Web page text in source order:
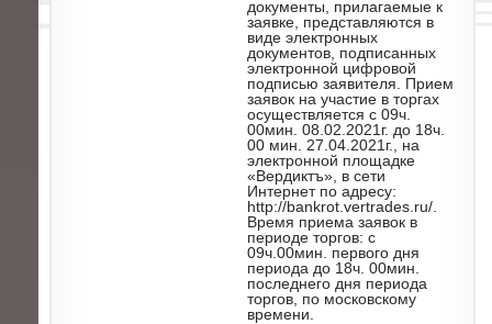
документы, прилагаемые к
заявке, представляются в
виде электронных
документов, подписанных
электронной цифровой
подписью заявителя. Прием
заявок на участие в торгах
осуществляется с 09ч.
00мин. 08.02.2021г. до 18ч.
00 мин. 27.04.2021г., на
электронной площадке
«Вердиктъ», в сети
Интернет по адресу:
http://bankrot.vertrades.ru/.
Время приема заявок в
периоде торгов: с
09ч.00мин. первого дня
периода до 18ч. 00мин.
последнего дня периода
торгов, по московскому
времени.